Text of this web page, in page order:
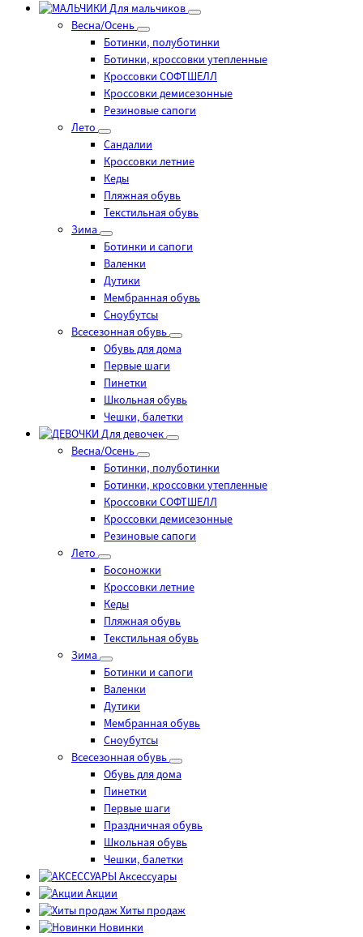
Для мальчиков
Весна/Осень
Ботинки, полуботинки
Ботинки, кроссовки утепленные
Кроссовки СОФТШЕЛЛ
Кроссовки демисезонные
Резиновые сапоги
Лето
Cандалии
Кроссовки летние
Кеды
Пляжная обувь
Текстильная обувь
Зима
Ботинки и сапоги
Валенки
Дутики
Мембранная обувь
Сноубутсы
Всесезонная обувь
Обувь для дома
Первые шаги
Пинетки
Школьная обувь
Чешки, балетки
Для девочек
Весна/Осень
Ботинки, полуботинки
Ботинки, кроссовки утепленные
Кроссовки СОФТШЕЛЛ
Кроссовки демисезонные
Резиновые сапоги
Лето
Босоножки
Кроссовки летние
Кеды
Пляжная обувь
Текстильная обувь
Зима
Ботинки и сапоги
Валенки
Дутики
Мембранная обувь
Сноубутсы
Всесезонная обувь
Обувь для дома
Пинетки
Первые шаги
Праздничная обувь
Школьная обувь
Чешки, балетки
Аксессуары
Акции
Хиты продаж
Новинки